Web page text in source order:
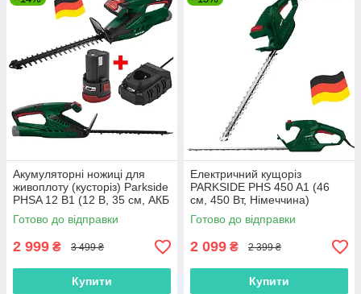
Акумуляторні ножиці для
живоплоту (кусторіз) Parkside
PHSA 12 B1 (12 В, 35 см, АКБ
2 Аг та ЗП, Німеччина)
Готово до відправки
2 999 ₴ 3 499 ₴
Купити
Електричний кущоріз
PARKSIDE PHS 450 A1 (46
см, 450 Вт, Німеччина)
Готово до відправки
2 099 ₴ 2 399 ₴
Купити